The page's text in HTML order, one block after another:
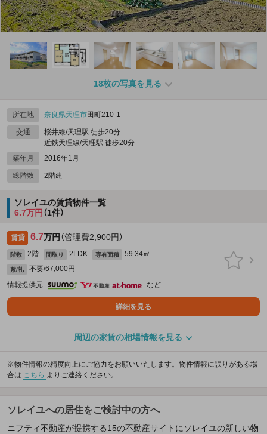
18枚の写真を見る
所在地 奈良県天理市田町210‐1
交通
桜井線/天理駅 徒歩20分
近鉄天理線/天理駅 徒歩20分
築年月
2016年1月
総階数 2階建
ソレイユの賃貸物件一覧
6.7万円 （1件）
賃貸 6.7万円 （管理費2,900円）
階数 2階 間取り 2LDK 専有面積 59.34㎡
敷/礼
不要/67,000円
情報提供元
など
詳細を見る
周辺の家賃の相場情報を見る
※物件情報の精度向上にご協力をお願いいたします。物件情報に誤りがある場
合は こちら よりご連絡ください。
ソレイユへの居住をご検討中の方へ
ニフティ不動産が提携する15の不動産サイトにソレイユの新しい物